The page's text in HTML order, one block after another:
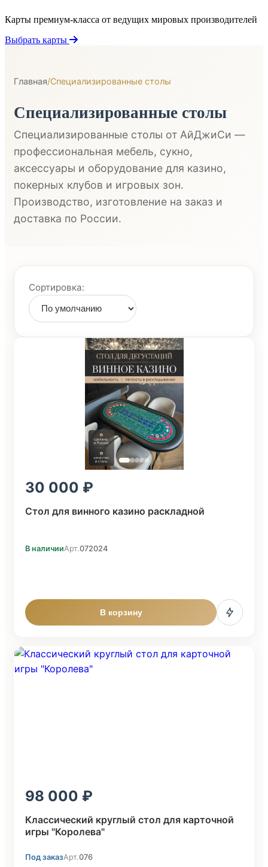
Карты премиум-класса от ведущих мировых производителей
Выбрать карты
Главная/Специализированные столы
Специализированные столы
Специализированные столы от АйДжиСи —
профессиональная мебель, сукно,
аксессуары и оборудование для казино,
покерных клубов и игровых зон.
Производство, изготовление на заказ и
доставка по России.
Сортировка:
30 000
Стол для винного казино раскладной
В наличииАрт.072024
В корзину
98 000
Классический круглый стол для карточной
игры "Королева"
Под заказАрт.076